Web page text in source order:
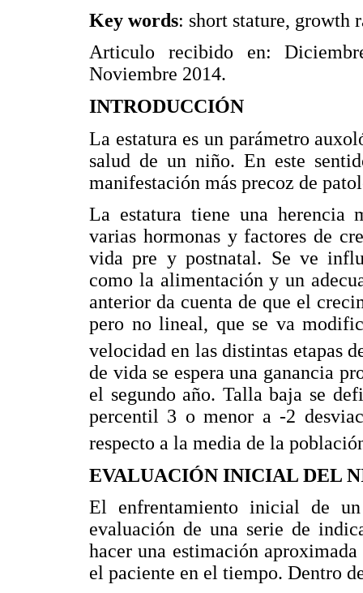
Key words: short stature, growth
Articulo recibido en:
Noviembre 2014.
INTRODUCCIÓN
La estatura es un parámetro
salud de un niño. En este
manifestación más precoz de
La estatura tiene una herencia
varias hormonas y factores de
vida pre y postnatal. Se ve
como la alimentación y un
anterior da cuenta de que el
pero no lineal, que se va
velocidad en las distintas etapas
de vida se espera una ganancia
el segundo año. Talla baja se
percentil 3 o menor a -2
respecto a la media de la
EVALUACIÓN INICIAL DEL
El enfrentamiento inicial de
evaluación de una serie de
hacer una estimación
el paciente en el tiempo. Dentro